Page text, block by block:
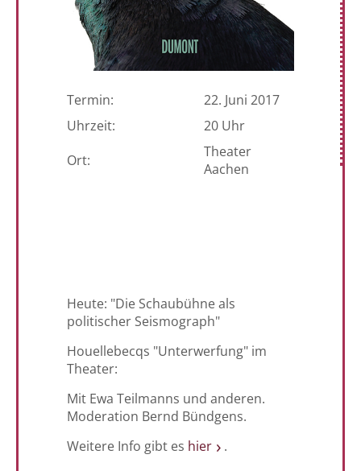
Termin:
22. Juni 2017
Uhrzeit:
20 Uhr
Ort:
Theater
Aachen
Heute: "Die Schaubühne als
politischer Seismograph"
Houellebecqs "Unterwerfung" im
Theater:
Mit Ewa Teilmanns und anderen.
Moderation Bernd Bündgens.
Weitere Info gibt es hier .